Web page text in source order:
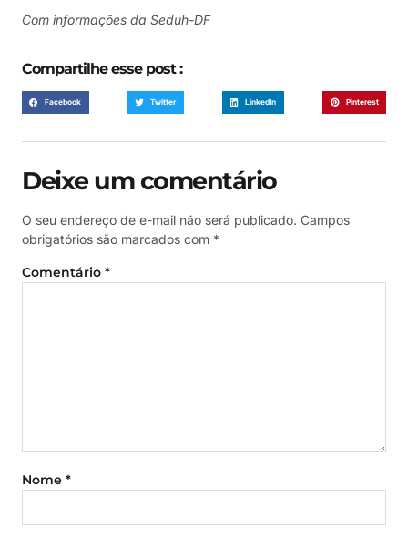
Com informações da Seduh-DF
Compartilhe esse post :
Facebook Twitter LinkedIn Pinterest
Deixe um comentário
O seu endereço de e-mail não será publicado. Campos
obrigatórios são marcados com *
Comentário *
Nome *